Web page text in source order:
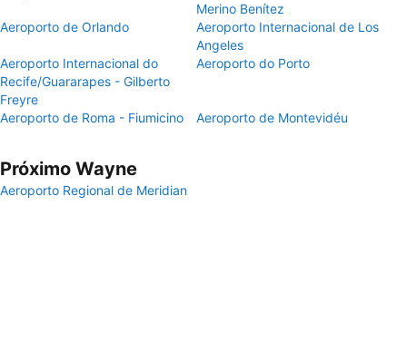
Merino Benítez
Aeroporto de Orlando
Aeroporto Internacional de Los
Angeles
Aeroporto Internacional do
Recife/Guararapes - Gilberto
Freyre
Aeroporto do Porto
Aeroporto de Roma - Fiumicino Aeroporto de Montevidéu
Próximo Wayne
Aeroporto Regional de Meridian